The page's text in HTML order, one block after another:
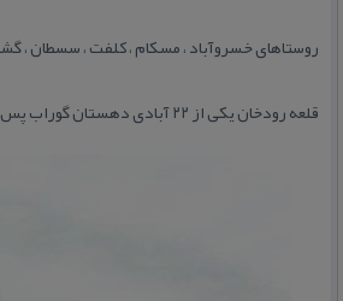
روستاهای خسروآباد ، مسكام ، كلفت ، سسطان ،
قلعه رودخان یكی از ۲۲ آبادی دهستان گوراب پس است..